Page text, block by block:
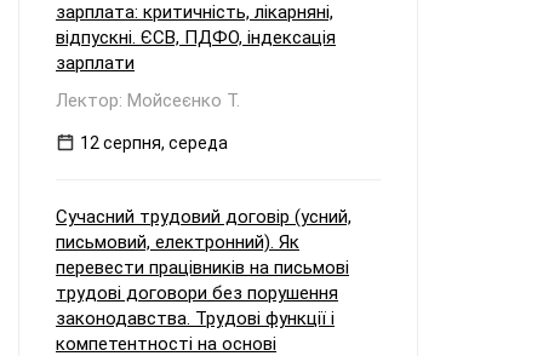
зарплата: критичність, лікарняні,
відпускні. ЄСВ, ПДФО, індексація
зарплати
Лектор: Мойсеєнко Т.
12 серпня, середа
Сучасний трудовий договір (усний,
письмовий, електронний). Як
перевести працівників на письмові
трудові договори без порушення
законодавства. Трудові функції і
компетентності на основі